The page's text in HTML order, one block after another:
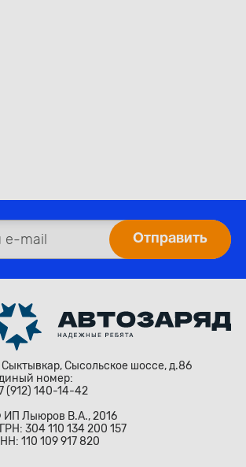
Сыктывкар, Сысольское шоссе, д.86
номер:
(912) 140-14-42
ИП Лыюров В.А., 2016
304 110 134 200 157
110 109 917 820